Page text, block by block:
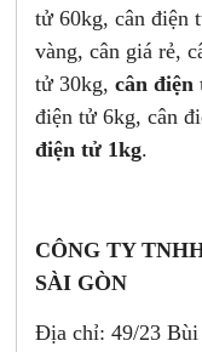
tử 60kg, cân điện
vàng, cân giá rẻ,
tử 30kg,cân điện
điện tử 6kg, cân
điện tử 1kg.
CÔNG TY
SÀI GÒN
Địa chỉ: 49/23 Bùi